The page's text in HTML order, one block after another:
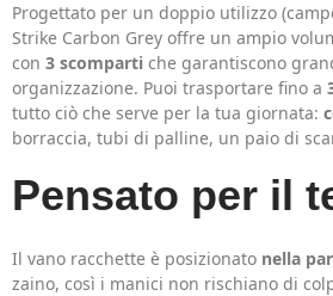
Progettato per un doppio utilizzo
Strike Carbon Grey offre un ampio
con 3 scomparti che garantiscono
organizzazione. Puoi trasportare fino a
tutto ciò che serve per la tua giornata:
borraccia, tubi di palline, un paio di
Pensato per il
Il vano racchette è posizionato nella
zaino, così i manici non rischiano di